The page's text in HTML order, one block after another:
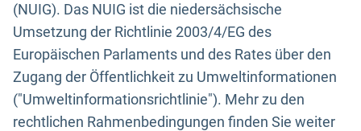
(NUIG). Das NUIG ist die niedersächsische
Umsetzung der Richtlinie 2003/4/EG des
Europäischen Parlaments und des Rates über den
Zugang der Öffentlichkeit zu Umweltinformationen
("Umweltinformationsrichtlinie"). Mehr zu den
rechtlichen Rahmenbedingungen finden Sie weiter